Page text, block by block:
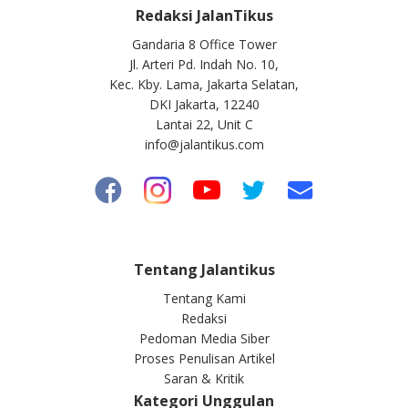
Redaksi JalanTikus
Gandaria 8 Office Tower
Jl. Arteri Pd. Indah No. 10,
Kec. Kby. Lama, Jakarta Selatan,
DKI Jakarta, 12240
Lantai 22, Unit C
info@jalantikus.com
Tentang Jalantikus
Tentang Kami
Redaksi
Pedoman Media Siber
Proses Penulisan Artikel
Saran & Kritik
Kategori Unggulan